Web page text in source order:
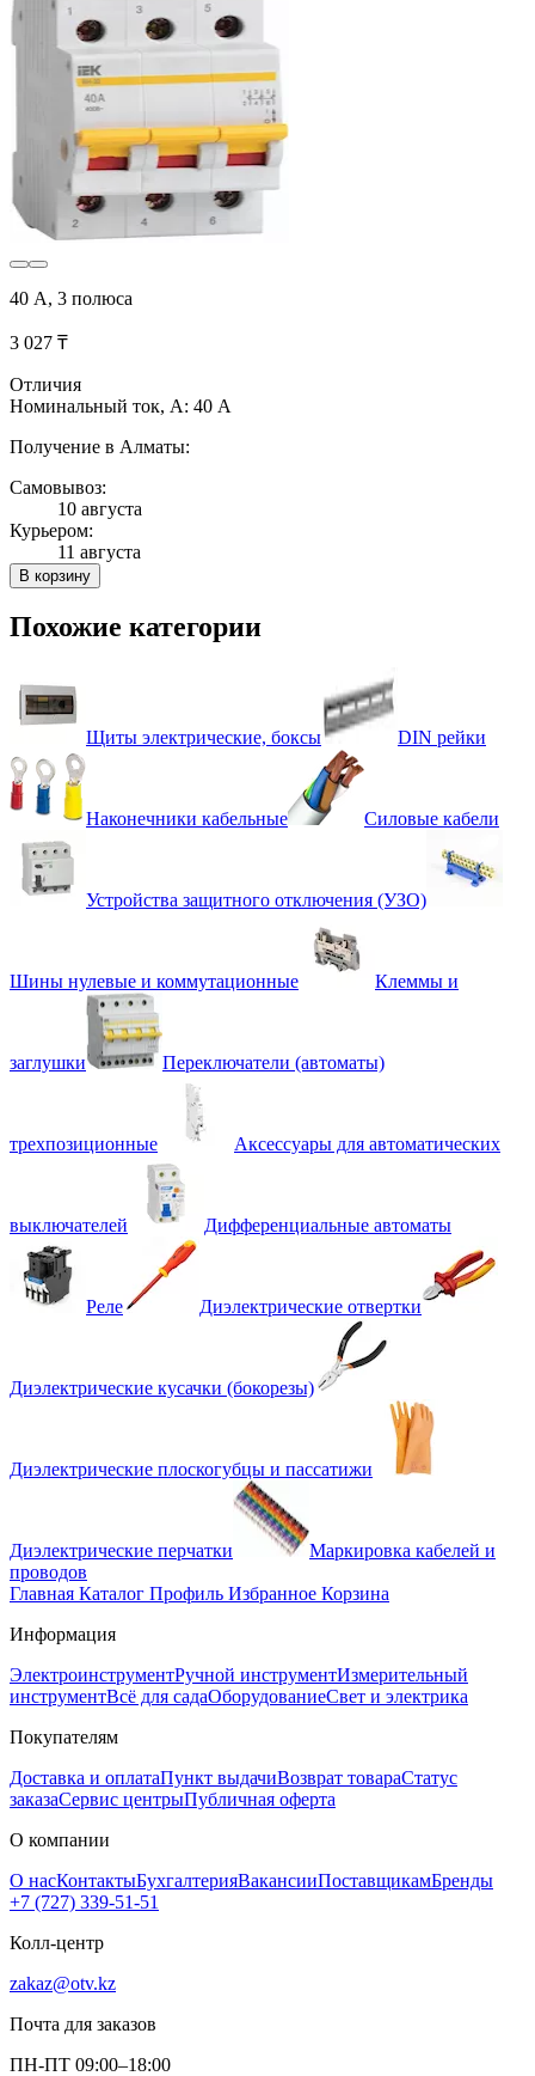
40 А, 3 полюса
3 027 ₸
Отличия
Номинальный ток, А: 40 А
Получение в Алматы:
Самовывоз:
10 августа
Курьером:
11 августа
В корзину
Похожие категории
Щиты электрические, боксы DIN рейки
Наконечники кабельные Силовые кабели
Устройства защитного отключения (УЗО)
Шины нулевые и коммутационные Клеммы и
заглушки Переключатели (автоматы)
трехпозиционные Аксессуары для автоматических
выключателей Дифференциальные автоматы
Реле Диэлектрические отвертки
Диэлектрические кусачки (бокорезы)
Диэлектрические плоскогубцы и пассатижи
Диэлектрические перчатки
Маркировка кабелей и
проводов
Главная Каталог Профиль Избранное Корзина
Информация
ЭлектроинструментРучной инструментИзмерительный
инструментВсё для садаОборудованиеСвет и электрика
Покупателям
Доставка и оплатаПункт выдачиВозврат товараСтатус
заказаСервис центрыПубличная оферта
О компании
О насКонтактыБухгалтерияВакансииПоставщикамБренды
+7 (727) 339-51-51
Колл-центр
zakaz@otv.kz
Почта для заказов
ПН-ПТ 09:00–18:00